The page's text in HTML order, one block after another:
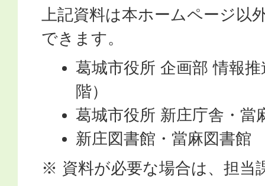
上記資料は本ホームページ以
できます。
葛城市役所 企画部 情報
階）
葛城市役所 新庄庁舎・當
新庄図書館・當麻図書館
※ 資料が必要な場合は、担当